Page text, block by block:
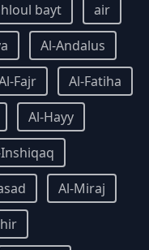
bayt
air
Al-Andalus
Fajr
Al-Fatiha
Al-Hayy
Al-Miraj